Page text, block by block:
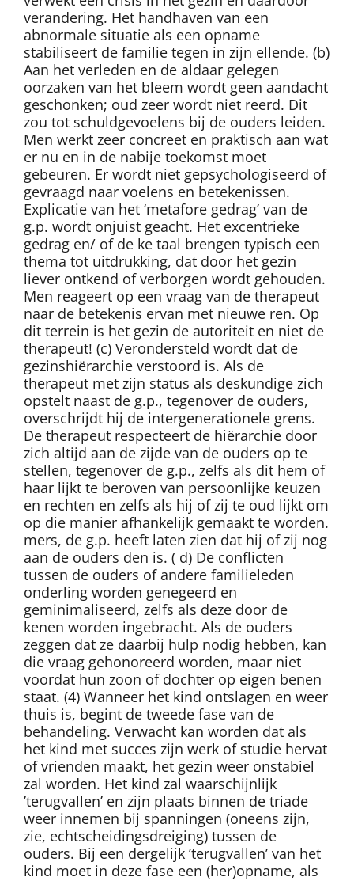
verandering. Het handhaven van een
abnormale situatie als een opname
stabiliseert de familie tegen in zijn ellende. (b)
Aan het verleden en de aldaar gelegen
oorzaken van het bleem wordt geen aandacht
geschonken; oud zeer wordt niet reerd. Dit
zou tot schuldgevoelens bij de ouders leiden.
Men werkt zeer concreet en praktisch aan wat
er nu en in de nabije toekomst moet
gebeuren. Er wordt niet gepsychologiseerd of
gevraagd naar voelens en betekenissen.
Explicatie van het ‘metafore gedrag’ van de
g.p. wordt onjuist geacht. Het excentrieke
gedrag en/ of de ke taal brengen typisch een
thema tot uitdrukking, dat door het gezin
liever ontkend of verborgen wordt gehouden.
Men reageert op een vraag van de therapeut
naar de betekenis ervan met nieuwe ren. Op
dit terrein is het gezin de autoriteit en niet de
therapeut! (c) Verondersteld wordt dat de
gezinshiërarchie verstoord is. Als de
therapeut met zijn status als deskundige zich
opstelt naast de g.p., tegenover de ouders,
overschrijdt hij de intergenerationele grens.
De therapeut respecteert de hiërarchie door
zich altijd aan de zijde van de ouders op te
stellen, tegenover de g.p., zelfs als dit hem of
haar lijkt te beroven van persoonlijke keuzen
en rechten en zelfs als hij of zij te oud lijkt om
op die manier afhankelijk gemaakt te worden.
mers, de g.p. heeft laten zien dat hij of zij nog
aan de ouders den is. ( d) De conflicten
tussen de ouders of andere familieleden
onderling worden genegeerd en
geminimaliseerd, zelfs als deze door de
kenen worden ingebracht. Als de ouders
zeggen dat ze daarbij hulp nodig hebben, kan
die vraag gehonoreerd worden, maar niet
voordat hun zoon of dochter op eigen benen
staat. (4) Wanneer het kind ontslagen en weer
thuis is, begint de tweede fase van de
behandeling. Verwacht kan worden dat als
het kind met succes zijn werk of studie hervat
of vrienden maakt, het gezin weer onstabiel
zal worden. Het kind zal waarschijnlijk
’terugvallen’ en zijn plaats binnen de triade
weer innemen bij spanningen (oneens zijn,
zie, echtscheidingsdreiging) tussen de
ouders. Bij een dergelijk ’terugvallen’ van het
kind moet in deze fase een (her)opname, als